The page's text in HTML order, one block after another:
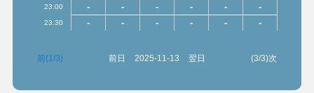
23:00 - - - - - -
23:30 - - - - - -
前(1/3) 前日 2025-11-13 翌日 (3/3)次